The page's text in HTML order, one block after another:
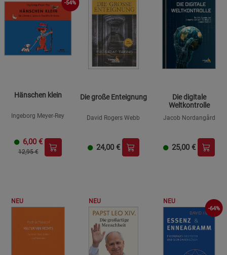
-54%
Hänschen klein
Ingeborg Meyer-Rey
6,00 €
12,95 €
Die große Enteignung
David Rogers Webb
24,00 €
Die digitale
Weltkontrolle
Jacob Nordangård
25,00 €
NEU NEU NEU
-64%